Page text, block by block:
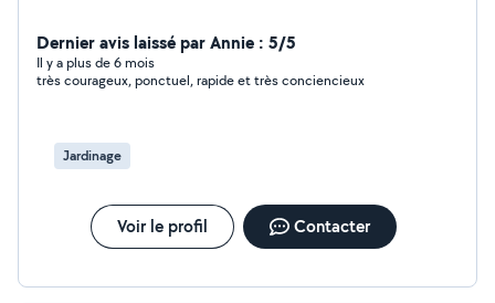
Dernier avis laissé par Annie : 5/5
Il y a plus de 6 mois
très courageux, ponctuel, rapide et très conciencieux
Jardinage
Voir le profil Contacter